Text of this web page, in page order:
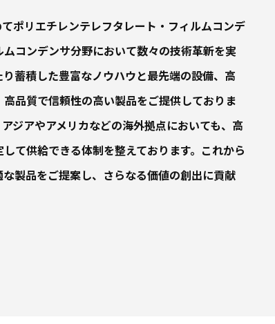
ポリエチレンテレフタレート・フィルムコンデ
コンデンサ分野において数々の技術革新を実
蓄積した豊富なノウハウと最先端の設備、高
品質で信頼性の高い製品をご提供しておりま
ジアやアメリカなどの海外拠点においても、高
て供給できる体制を整えております。これから
製品をご提案し、さらなる価値の創出に貢献